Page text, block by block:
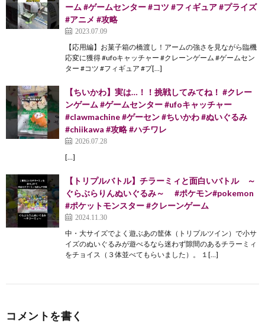
ーム #ゲームセンター #コツ #フィギュア #プライズ
#アニメ #攻略
2023.07.09
【応用編】お菓子箱の橋渡し！アームの強さを見ながら臨機
応変に獲得 #ufoキャッチャー #クレーンゲーム #ゲームセン
ター #コツ #フィギュア #プ[…]
【ちいかわ】実は…！！挑戦してみてね！ #クレー
ンゲーム #ゲームセンター #ufoキャッチャー
#clawmachine #ゲーセン #ちいかわ #ぬいぐるみ
#chiikawa #攻略 #ハチワレ
2026.07.28
[…]
【トリプルバトル】チラーミィと面白いバトル ～
ぐらぶらりんぬいぐるみ～ #ポケモン#pokemon
#ポケットモンスター #クレーンゲーム
2024.11.30
中・大サイズでよく遊ぶあの筐体（トリプルツイン）で小サ
イズのぬいぐるみが遊べるなら迷わず隙間のあるチラーミィ
をチョイス（３体並べてもらいました）。 １[…]
コメントを書く